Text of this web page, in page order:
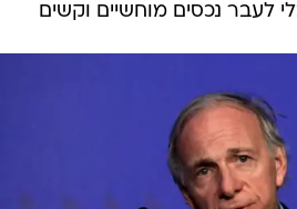
לעבר נכסים מוחשיים וקשים